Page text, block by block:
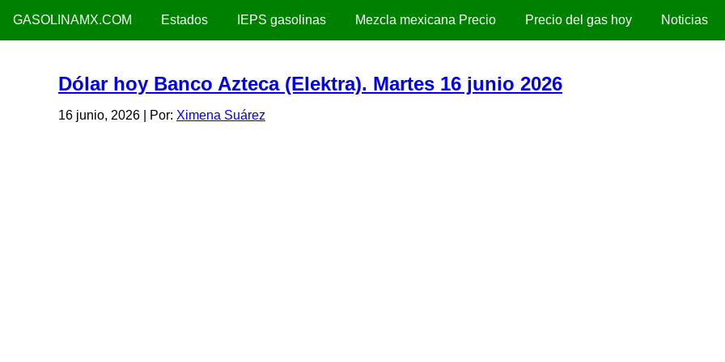
GASOLINAMX.COM Estados IEPS gasolinas Mezcla mexicana Precio Precio del gas hoy Noticias
Dólar hoy Banco Azteca (Elektra). Martes 16 junio 2026
16 junio, 2026 | Por: Ximena Suárez